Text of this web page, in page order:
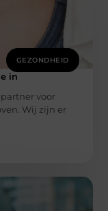
GEZONDHEID
in
voor
Wij zijn er